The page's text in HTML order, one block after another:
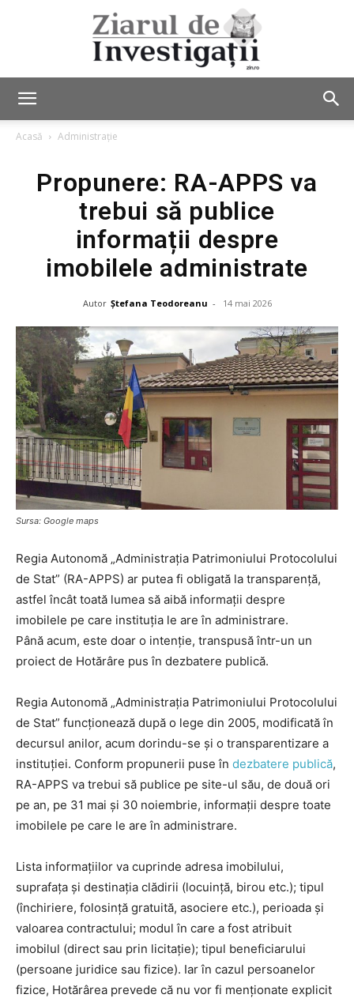
de
Acasă Administrație
Propunere: RA-APPS va
trebui să publice
informații despre
imobilele administrate
Autor Ștefana Teodoreanu - 14 mai 2026
Sursa: Google maps
Regia Autonomă „Administraţia Patrimoniului Protocolului
de Stat” (RA-APPS) ar putea fi obligată la transparență,
astfel încât toată lumea să aibă informații despre
imobilele pe care instituția le are în administrare.
Până acum, este doar o intenție, transpusă într-un un
proiect de Hotărâre pus în dezbatere publică.
Regia Autonomă „Administraţia Patrimoniului Protocolului
de Stat” funcționează după o lege din 2005, modificată în
decursul anilor, acum dorindu-se și o transparentizare a
instituției. Conform propunerii puse în dezbatere publică,
RA-APPS va trebui să publice pe site-ul său, de două ori
pe an, pe 31 mai și 30 noiembrie, informații despre toate
imobilele pe care le are în administrare.
Lista informațiilor va cuprinde adresa imobilului,
suprafața și destinația clădirii (locuință, birou etc.); tipul
(închiriere, folosință gratuită, asociere etc.), perioada și
valoarea contractului; modul în care a fost atribuit
imobilul (direct sau prin licitație); tipul beneficiarului
(persoane juridice sau fizice). Iar în cazul persoanelor
fizice, Hotărârea prevede că nu vor fi menționate explicit